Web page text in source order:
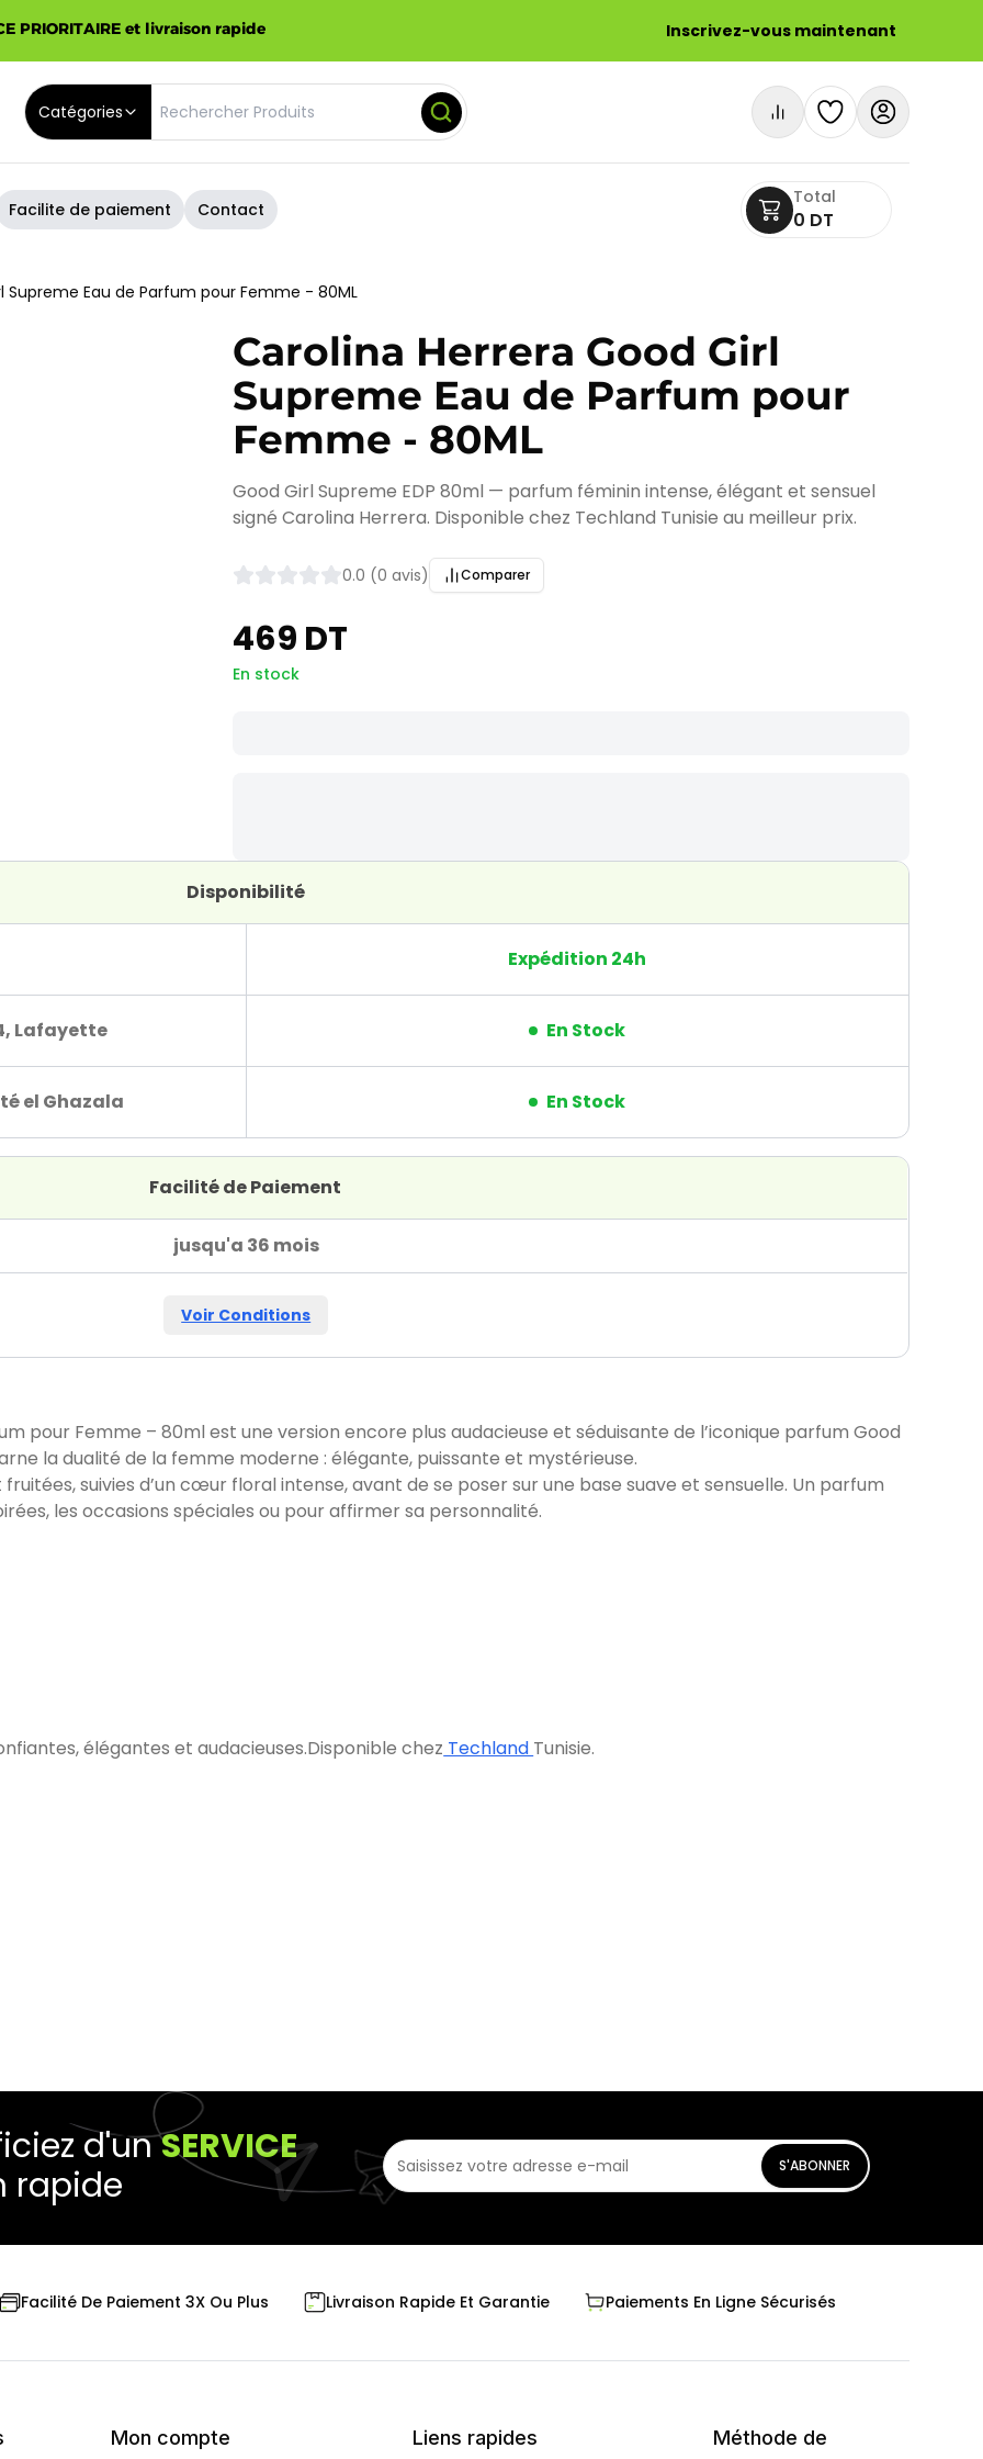
PRIORITAIRE et livraison rapide Inscrivez-vous maintenant
Catégories
Facilite de paiement Contact
Total
0 DT
Supreme Eau de Parfum pour Femme - 80ML
Carolina Herrera Good Girl
Supreme Eau de Parfum pour
Femme - 80ML
Good Girl Supreme EDP 80ml — parfum féminin intense, élégant et sensuel
signé Carolina Herrera. Disponible chez Techland Tunisie au meilleur prix.
0.0 (0 avis) Comparer
469 DT
En stock
Disponibilité
Expédition 24h
Lafayette En Stock
el Ghazala En Stock
Facilité de Paiement
jusqu'a 36 mois
Voir Conditions
pour Femme – 80ml est une version encore plus audacieuse et séduisante de l’iconique parfum Good
la dualité de la femme moderne : élégante, puissante et mystérieuse.
suivies d’un cœur floral intense, avant de se poser sur une base suave et sensuelle. Un parfum
les occasions spéciales ou pour affirmer sa personnalité.
élégantes et audacieuses.Disponible chez Techland Tunisie.
d'unSERVICE
rapide S'ABONNER
Facilité De Paiement 3X Ou Plus Livraison Rapide Et Garantie Paiements En Ligne Sécurisés
Mon compte Liens rapides
Méthode de